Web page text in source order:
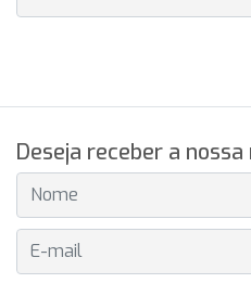
Deseja receber a
E-MAIL